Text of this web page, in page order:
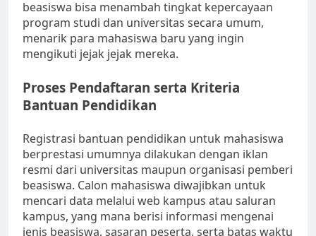
beasiswa bisa menambah tingkat kepercayaan
program studi dan universitas secara umum,
menarik para mahasiswa baru yang ingin
mengikuti jejak jejak mereka.
Proses Pendaftaran serta Kriteria
Bantuan Pendidikan
Registrasi bantuan pendidikan untuk mahasiswa
berprestasi umumnya dilakukan dengan iklan
resmi dari universitas maupun organisasi pemberi
beasiswa. Calon mahasiswa diwajibkan untuk
mencari data melalui web kampus atau saluran
kampus, yang mana berisi informasi mengenai
jenis beasiswa, sasaran peserta, serta batas waktu